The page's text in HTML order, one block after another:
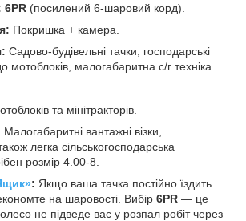
6PR (посилений 6-шаровий корд).
Покришка + камера.
Садово-будівельні тачки, господарські
мотоблоків, малогабаритна с/г техніка.
та мінітракторів.
Малогабаритні вантажні візки,
легка сільськогосподарська
розмір 4.00-8.
: Якщо ваша тачка постійно їздить
на шаровості. Вибір 6PR — це
не підведе вас у розпал робіт через